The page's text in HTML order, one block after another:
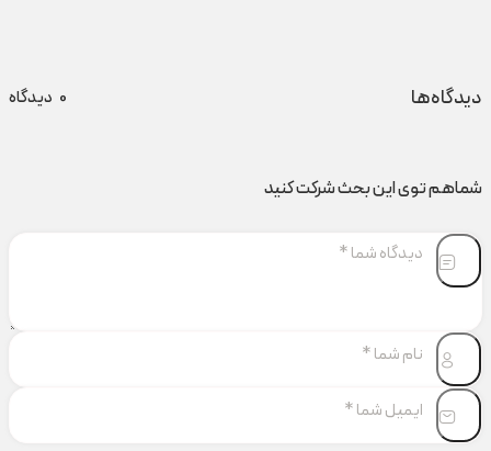
دیدگاه‌ها 0 دیدگاه
شماهم توی این بحث شرکت کنید